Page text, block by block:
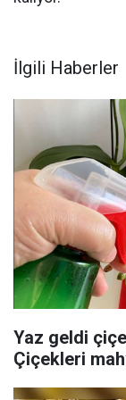
İlgili Haberler
Yaz geldi
Çiçekleri